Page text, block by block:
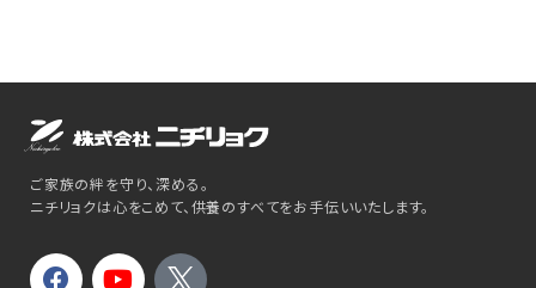
ご家族の絆を守り、深める。
ニチリョクは心をこめて、供養のすべてをお手伝いいたします。